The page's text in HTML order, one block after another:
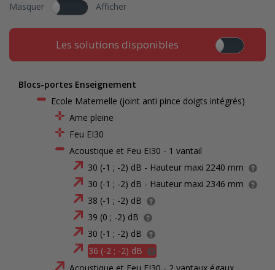
Masquer Afficher
Les solutions disponibles
Blocs-portes Enseignement
Ecole Maternelle (joint anti pince doigts intégrés)
Ame pleine
Feu EI30
Acoustique et Feu EI30 - 1 vantail
30 (-1 ; -2) dB - Hauteur maxi 2240 mm
30 (-1 ; -2) dB - Hauteur maxi 2346 mm
38 (-1 ; -2) dB
39 (0 ; -2) dB
30 (-1 ; -2) dB
36 (-2 ; -2) dB